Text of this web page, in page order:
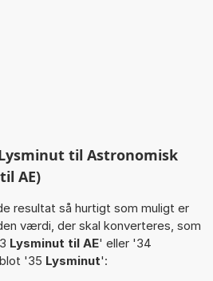
til Astronomisk
AE)
resultat så hurtigt som muligt er
værdi, der skal konverteres, som
Lysminut til AE' eller '34
'35 Lysminut':